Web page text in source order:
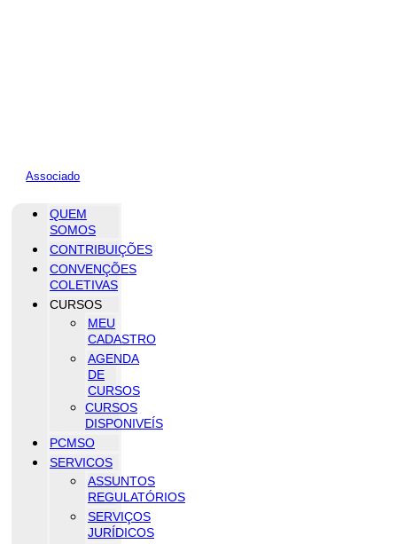
Associado
QUEM
SOMOS
CONTRIBUIÇÕES
CONVENÇÕES
COLETIVAS
CURSOS
MEU
CADASTRO
AGENDA
DE
CURSOS
CURSOS
DISPONIVEÍS
PCMSO
SERVICOS
ASSUNTOS
REGULATÓRIOS
SERVIÇOS
JURÍDICOS